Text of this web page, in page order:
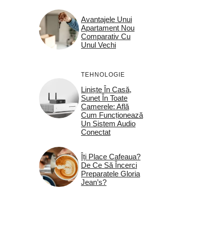
Avantajele Unui
Apartament Nou
Comparativ Cu
Unul Vechi
TEHNOLOGIE
Liniște În Casă,
Sunet În Toate
Camerele: Află
Cum Funcționează
Un Sistem Audio
Conectat
Îți Place Cafeaua?
De Ce Să Încerci
Preparatele Gloria
Jean’s?